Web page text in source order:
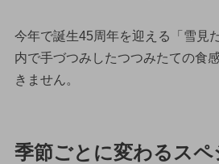
今年で誕生45周年を迎える「雪見
内で手づつみしたつつみたての食
きません。
季節ごとに変わるス